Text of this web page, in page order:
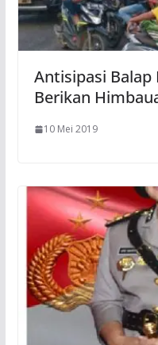
Antisipasi Balap
Berikan
10 Mei 2019